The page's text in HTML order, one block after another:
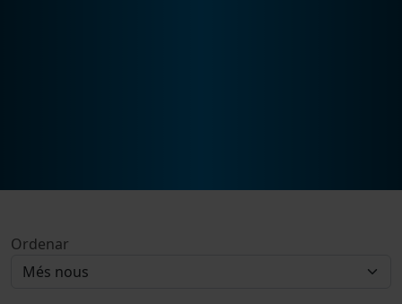
Ordenar